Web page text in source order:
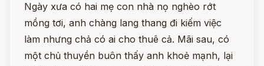
Ngày xưa có hai mẹ con nhà nọ nghèo rớt
mồng tơi, anh chàng lang thang đi kiếm việc
làm nhưng chả có ai cho thuê cả. Mãi sau, có
một chủ thuyền buôn thấy anh khoẻ mạnh, lại